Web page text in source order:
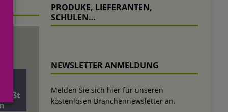
PRODUKE, LIEFERANTEN,
SCHULEN…
NEWSLETTER ANMELDUNG
Melden Sie sich hier für unseren
kostenlosen Branchennewsletter an.